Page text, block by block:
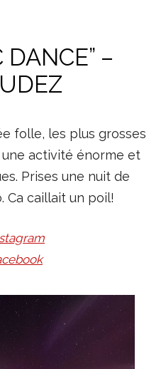
DANCE” –
folle, les plus grosses
une activité énorme et
Prises une nuit de
Ca caillait un poil!